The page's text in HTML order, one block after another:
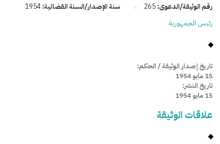
رقم الوثيقة/الدعوى:265 سنة الإصدار/السنة القضائية:1954
رئيس الجمهورية
تاريخ إصدار الوثيقة / الحكم:
15 مايو 1954
تاريخ النشر:
15 مايو 1954
علاقات الوثيقة